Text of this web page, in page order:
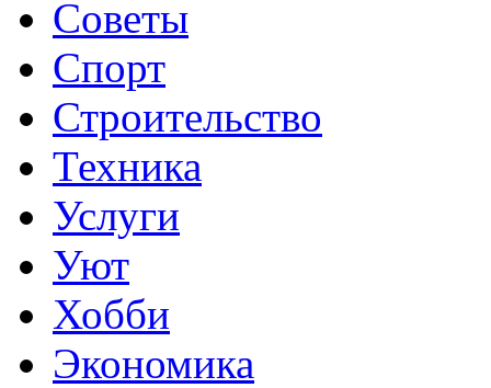
Советы
Спорт
Строительство
Техника
Услуги
Уют
Хобби
Экономика